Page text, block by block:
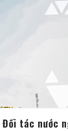
ĐỐI TÁC - KHÁCH HÀNG
LIÊN HỆ
Đối tác nước